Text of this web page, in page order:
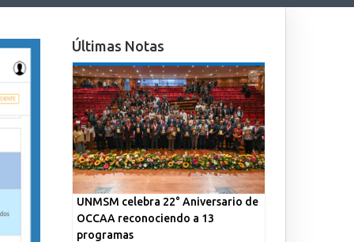
Últimas Notas
UNMSM celebra 22° Aniversario de
OCCAA reconociendo a 13
programas